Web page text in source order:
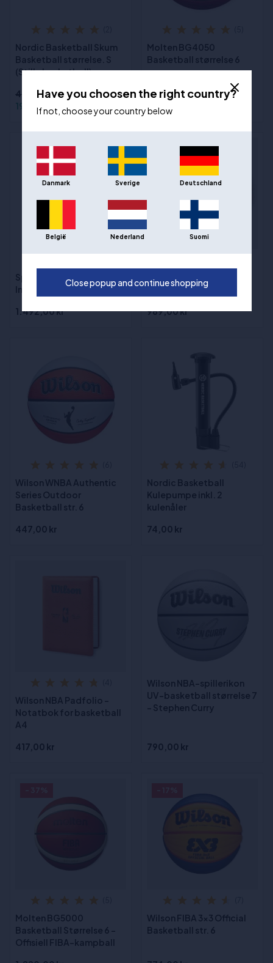
Nordic Basketball Skum
Basketball størrelse. S
(Stille basketball)
447,00 kr
199,00 kr
Molten BG4050
Basketball størrelse 6
895,00 kr
649,00 kr
Spalding Legacy TF1000
Indoor Basketball Str. 6
1.492,00 kr
størrelse 6
969,00 kr
Wilson WNBA Authentic
Series Outdoor
Basketball str. 6
447,00 kr
Nordic Basketball
Kulepumpe inkl. 2
kulenåler
74,00 kr
Wilson NBA Padfolio -
Notatbok for basketball
A4
417,00 kr
Wilson NBA-spillerikon
UV-basketball størrelse 7
- Stephen Curry
790,00 kr
Molten BG5000
Basketball Størrelse 6 -
Offisiell FIBA-kampball
Wilson FIBA 3x3 Official
Basketball str. 6
Have you choosen the right country?
If not, choose your country below
Danmark Sverige Deutschland
België Nederland Suomi
Close popup and continue shopping